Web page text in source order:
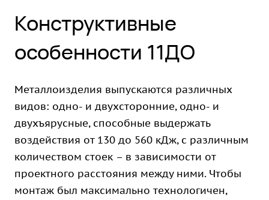
Конструктивные
особенности 11ДО
Металлоизделия выпускаются различных
видов: одно- и двухсторонние, одно- и
двухъярусные, способные выдержать
воздействия от 130 до 560 кДж, с различным
количеством стоек – в зависимости от
проектного расстояния между ними. Чтобы
монтаж был максимально технологичен,